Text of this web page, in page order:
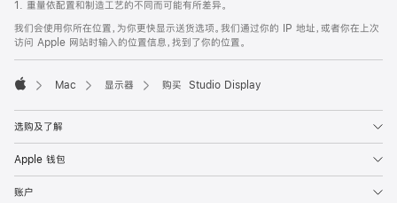
1. 重量依配置和制造工艺的不同而可能有所差异。
我们会使用你所在位置，为你更快显示送货选项。我们通过你的 IP 地址，或者你在上次
访问 Apple 网站时输入的位置信息，找到了你的位置。
Mac 显示器 购买 Studio Display
选购及了解
Apple 钱包
账户